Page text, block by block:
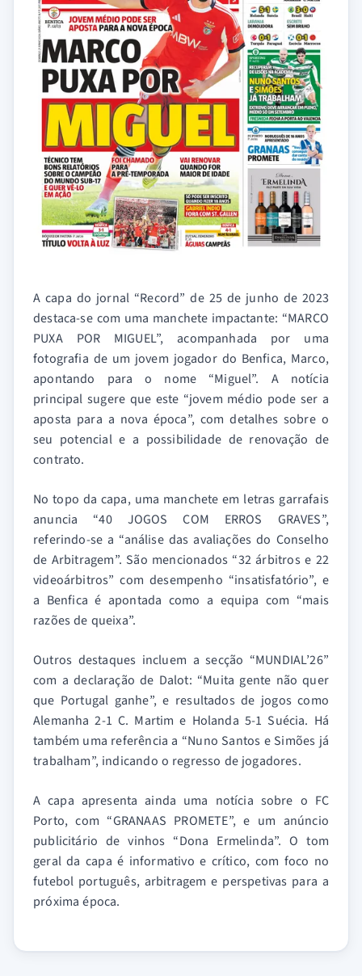
A capa do jornal “Record” de 25 de junho de 2023
destaca-se com uma manchete impactante: “MARCO
PUXA POR MIGUEL”, acompanhada por uma
fotografia de um jovem jogador do Benfica, Marco,
apontando para o nome “Miguel”. A notícia
principal sugere que este “jovem médio pode ser a
aposta para a nova época”, com detalhes sobre o
seu potencial e a possibilidade de renovação de
contrato.
No topo da capa, uma manchete em letras garrafais
anuncia “40 JOGOS COM ERROS GRAVES”,
referindo-se a “análise das avaliações do Conselho
de Arbitragem”. São mencionados “32 árbitros e 22
videoárbitros” com desempenho “insatisfatório”, e
a Benfica é apontada como a equipa com “mais
razões de queixa”.
Outros destaques incluem a secção “MUNDIAL’26”
com a declaração de Dalot: “Muita gente não quer
que Portugal ganhe”, e resultados de jogos como
Alemanha 2-1 C. Martim e Holanda 5-1 Suécia. Há
também uma referência a “Nuno Santos e Simões já
trabalham”, indicando o regresso de jogadores.
A capa apresenta ainda uma notícia sobre o FC
Porto, com “GRANAAS PROMETE”, e um anúncio
publicitário de vinhos “Dona Ermelinda”. O tom
geral da capa é informativo e crítico, com foco no
futebol português, arbitragem e perspetivas para a
próxima época.